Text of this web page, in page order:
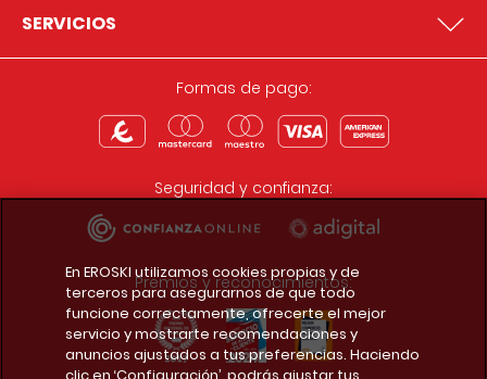
SERVICIOS
Formas de pago:
Seguridad y confianza:
Premios y reconocimientos:
En EROSKI utilizamos cookies propias y de
terceros para asegurarnos de que todo
funcione correctamente, ofrecerte el mejor
servicio y mostrarte recomendaciones y
anuncios ajustados a tus preferencias. Haciendo
clic en ‘Configuración’, podrás ajustar tus